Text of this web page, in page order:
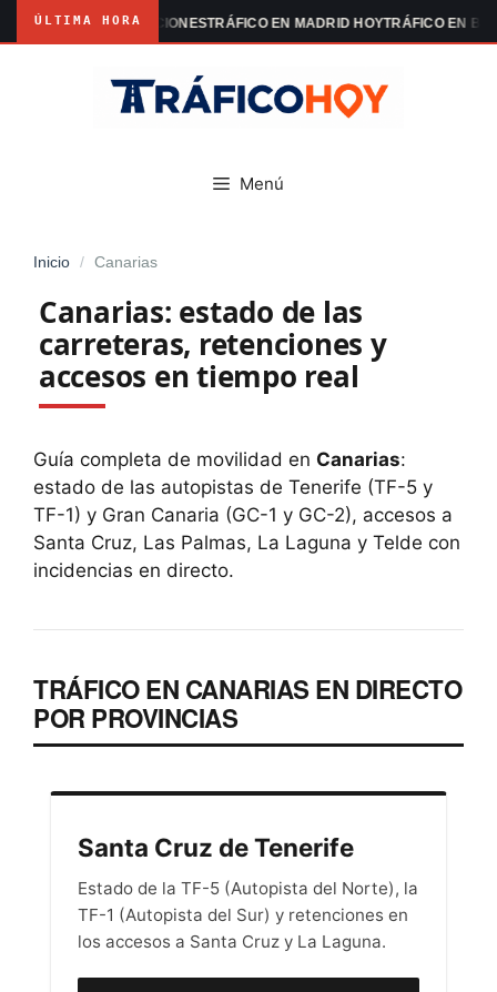
ÚLTIMA HORA
MANIFESTACIONESTRÁFICO EN MADRID HOYTRÁFICO EN
Menú
Inicio / Canarias
Canarias: estado de las
carreteras, retenciones y
accesos en tiempo real
Guía completa de movilidad en Canarias:
estado de las autopistas de Tenerife (TF-5 y
TF-1) y Gran Canaria (GC-1 y GC-2), accesos a
Santa Cruz, Las Palmas, La Laguna y Telde con
incidencias en directo.
TRÁFICO EN CANARIAS EN DIRECTO
POR PROVINCIAS
Santa Cruz de Tenerife
Estado de la TF-5 (Autopista del Norte), la
TF-1 (Autopista del Sur) y retenciones en
los accesos a Santa Cruz y La Laguna.